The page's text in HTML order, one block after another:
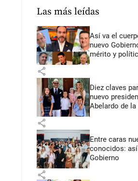
Las más leídas
Así va el
nuevo
mérito y
share
Diez claves
nuevo
Abelardo de
share
Entre caras
conocidos:
Gobierno
share